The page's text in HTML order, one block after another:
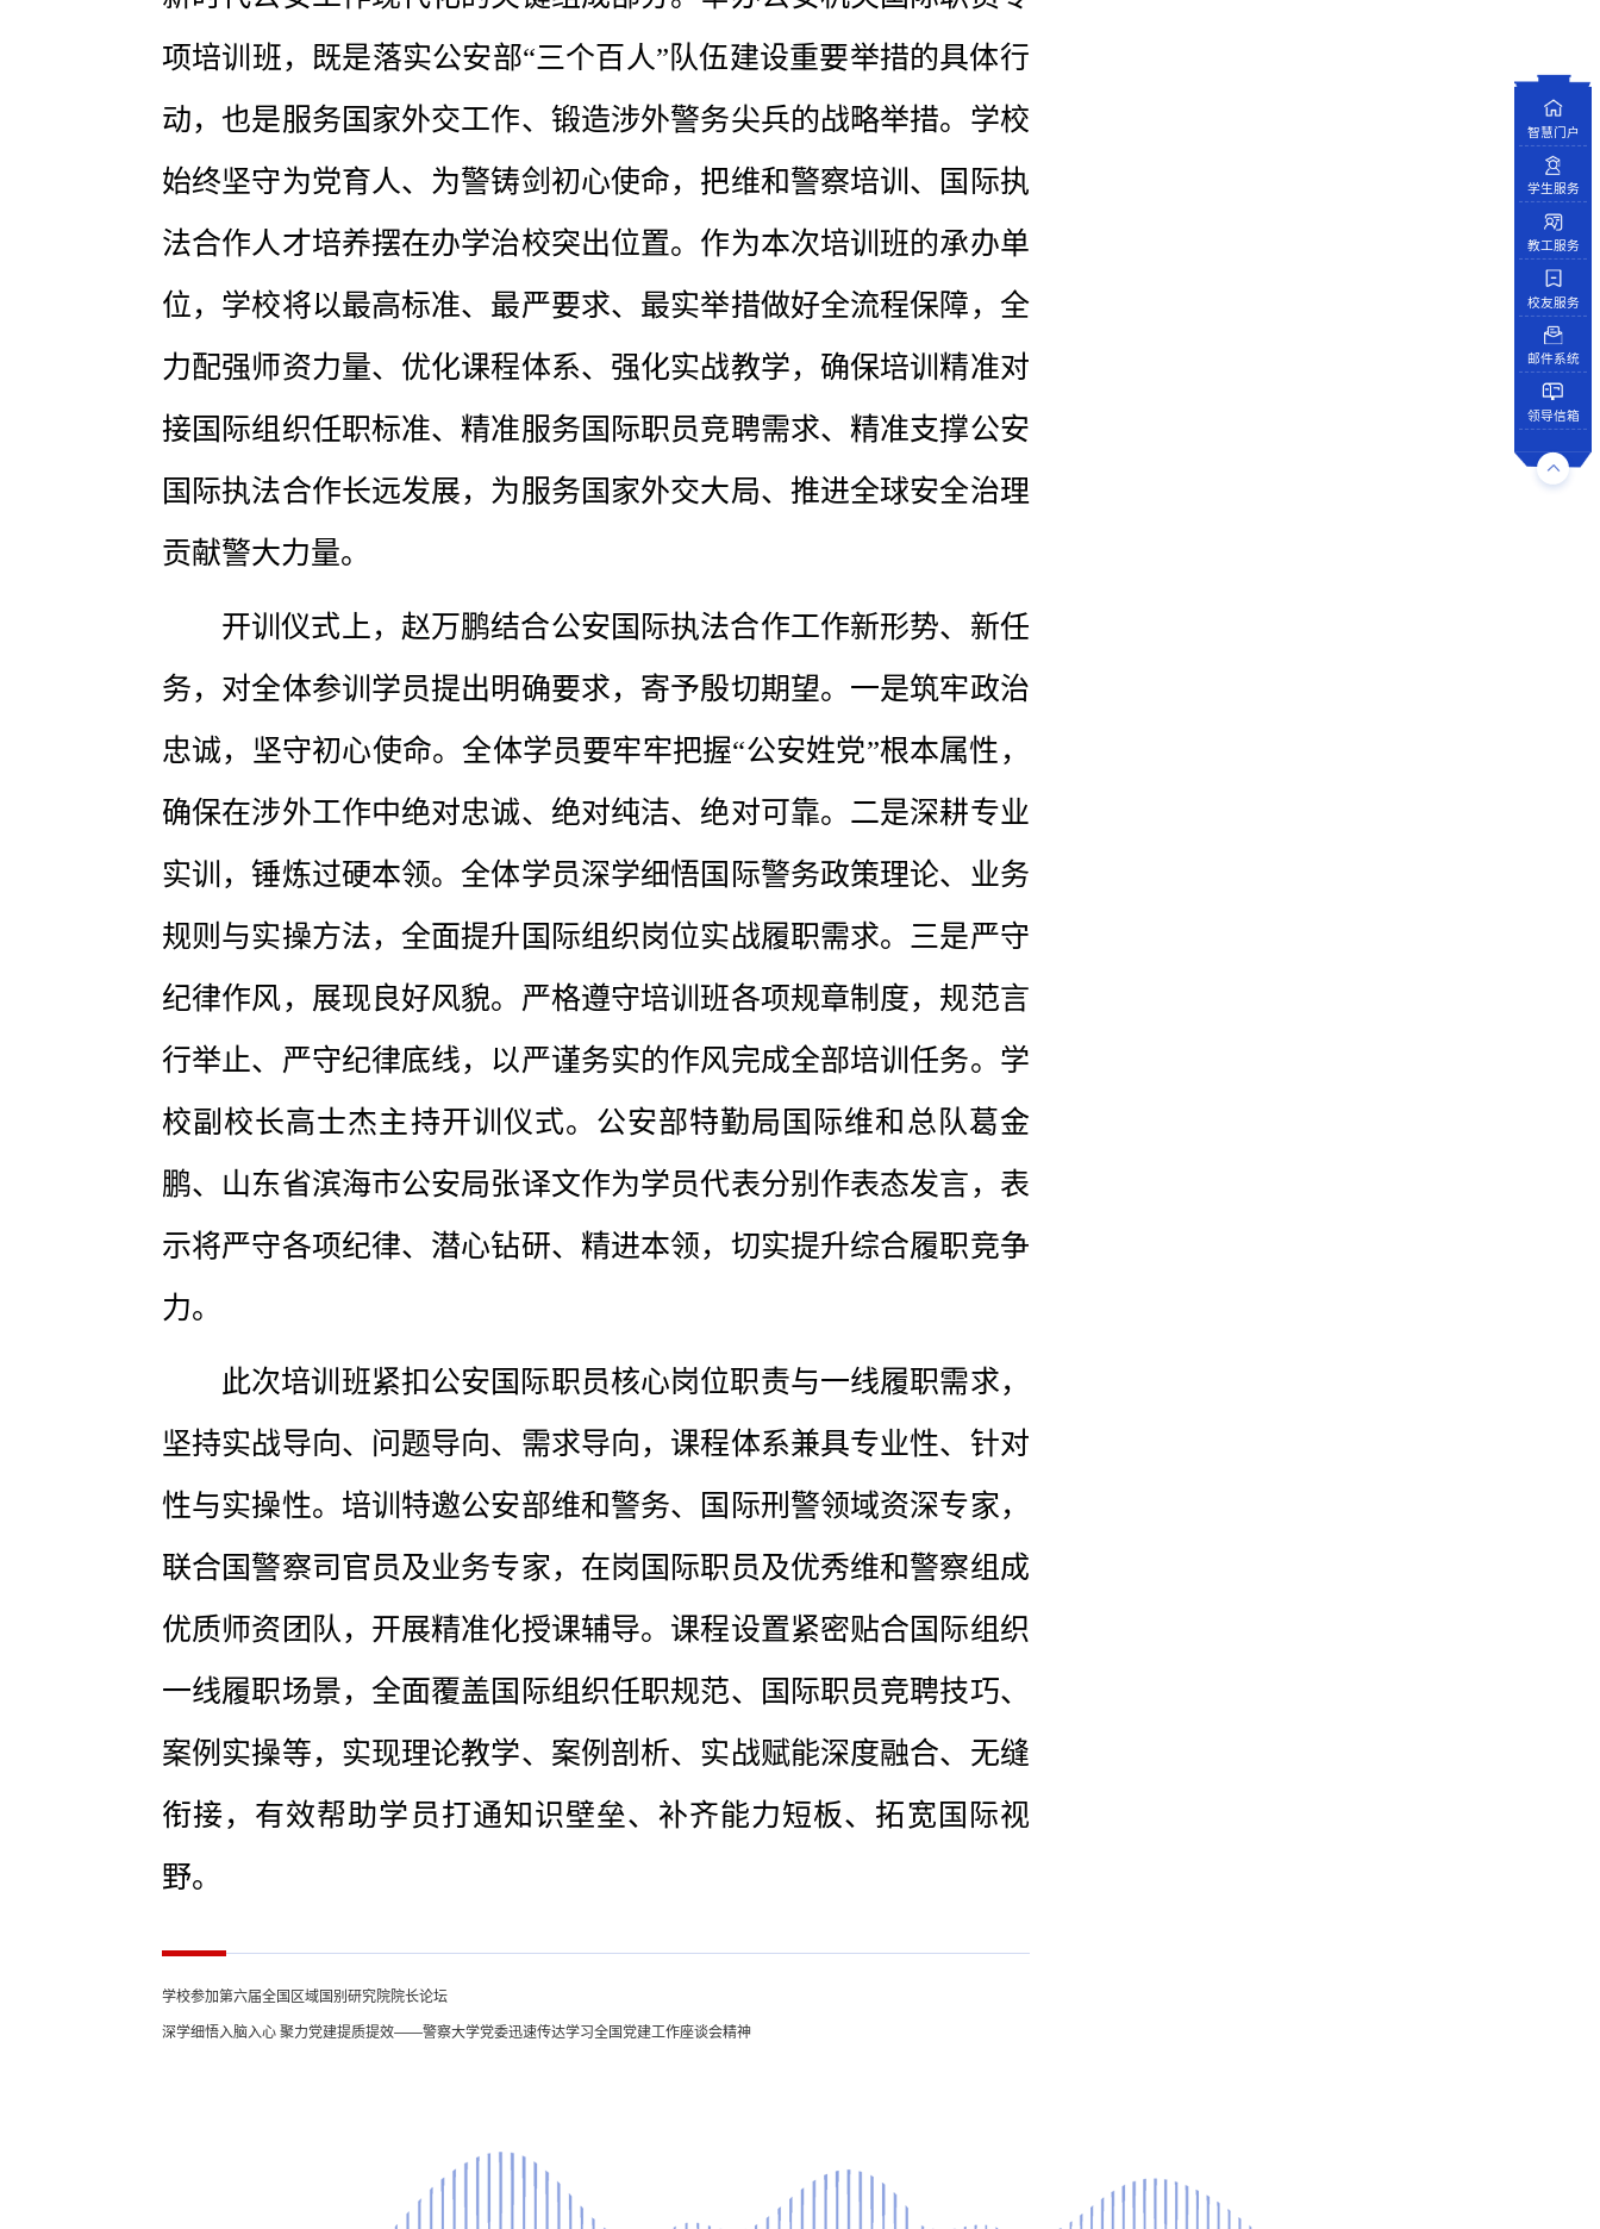
项培训班，既是落实公安部“三个百人”队伍建设重要举措的具体行
动，也是服务国家外交工作、锻造涉外警务尖兵的战略举措。学校
始终坚守为党育人、为警铸剑初心使命，把维和警察培训、国际执
法合作人才培养摆在办学治校突出位置。作为本次培训班的承办单
位，学校将以最高标准、最严要求、最实举措做好全流程保障，全
力配强师资力量、优化课程体系、强化实战教学，确保培训精准对
接国际组织任职标准、精准服务国际职员竞聘需求、精准支撑公安
国际执法合作长远发展，为服务国家外交大局、推进全球安全治理
贡献警大力量。
开训仪式上，赵万鹏结合公安国际执法合作工作新形势、新任
务，对全体参训学员提出明确要求，寄予殷切期望。一是筑牢政治
忠诚，坚守初心使命。全体学员要牢牢把握“公安姓党”根本属性，
确保在涉外工作中绝对忠诚、绝对纯洁、绝对可靠。二是深耕专业
实训，锤炼过硬本领。全体学员深学细悟国际警务政策理论、业务
规则与实操方法，全面提升国际组织岗位实战履职需求。三是严守
纪律作风，展现良好风貌。严格遵守培训班各项规章制度，规范言
行举止、严守纪律底线，以严谨务实的作风完成全部培训任务。学
校副校长高士杰主持开训仪式。公安部特勤局国际维和总队葛金
鹏、山东省滨海市公安局张译文作为学员代表分别作表态发言，表
示将严守各项纪律、潜心钻研、精进本领，切实提升综合履职竞争
力。
此次培训班紧扣公安国际职员核心岗位职责与一线履职需求，
坚持实战导向、问题导向、需求导向，课程体系兼具专业性、针对
性与实操性。培训特邀公安部维和警务、国际刑警领域资深专家，
联合国警察司官员及业务专家，在岗国际职员及优秀维和警察组成
优质师资团队，开展精准化授课辅导。课程设置紧密贴合国际组织
一线履职场景，全面覆盖国际组织任职规范、国际职员竞聘技巧、
案例实操等，实现理论教学、案例剖析、实战赋能深度融合、无缝
衔接，有效帮助学员打通知识壁垒、补齐能力短板、拓宽国际视
野。
学校参加第六届全国区域国别研究院院长论坛
深学细悟入脑入心 聚力党建提质提效——警察大学党委迅速传达学习全国党建工作座谈会精神
智慧门户
学生服务
教工服务
校友服务
邮件系统
领导信箱